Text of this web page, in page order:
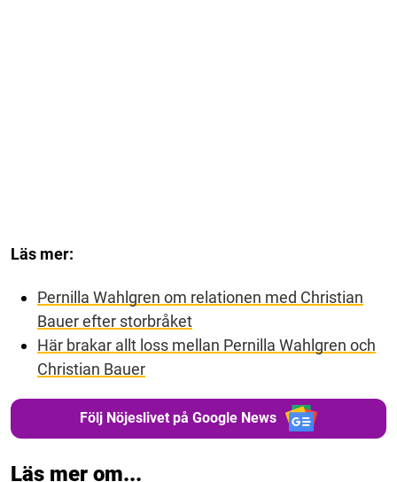
Läs mer:
Pernilla Wahlgren om relationen med Christian
Bauer efter storbråket
Här brakar allt loss mellan Pernilla Wahlgren och
Christian Bauer
Följ Nöjeslivet på Google News
Läs mer om...